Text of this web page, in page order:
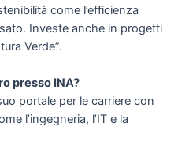
come l’efficienza
Investe anche in progetti
Verde”.
presso INA?
portale per le carriere con
l’ingegneria, l’IT e la